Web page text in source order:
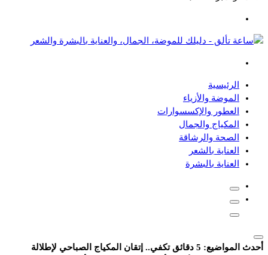
دليلك للموضة، الجمال، والعناية بالبشرة والشعر
الرئيسية
الموضة والأزياء
العطور والإكسسوارات
المكياج والجمال
الصحة والرشاقة
العناية بالشعر
العناية بالبشرة
أحدث المواضيع:
5 دقائق تكفي.. إتقان المكياج الصباحي لإطلالة